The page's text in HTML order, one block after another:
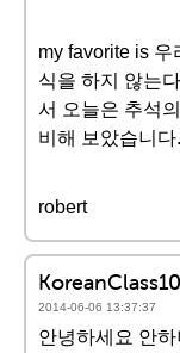
my favorite is 우
식을 하지 않는
서 오늘은 추석
비해 보았습니다.
robert
2014-06-06 13:37:37
안녕하세요 안하